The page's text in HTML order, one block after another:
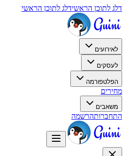
דלג לתוכן הראשידלג לתוכן הראשי
לאירועים
לעסקים
הפלטפורמה
מחירים
משאבים
התחברותהרשמה